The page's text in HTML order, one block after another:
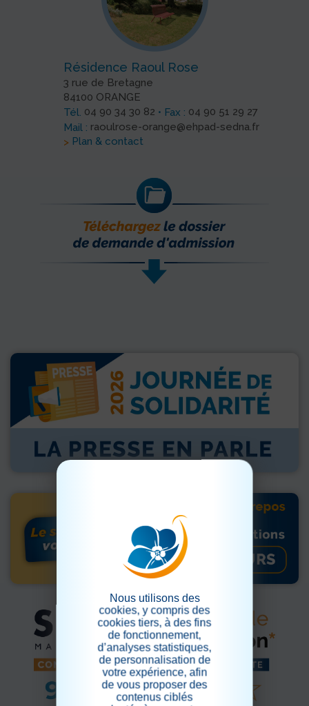
Résidence Raoul Rose
3 rue de Bretagne
84100 ORANGE
Tél. 04 90 34 30 82 • Fax : 04 90 51 29 27
Mail : raoulrose-orange@ehpad-sedna.fr
> Plan & contact
Nous utilisons des
cookies, y compris des
cookies tiers, à des fins
de fonctionnement,
d’analyses statistiques,
de personnalisation de
votre expérience, afin
de vous proposer des
contenus ciblés